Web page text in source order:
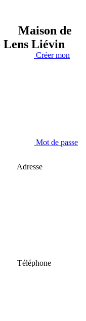
Créer mon
Mot de passe
Maison de
Liévin
Adresse
Téléphone